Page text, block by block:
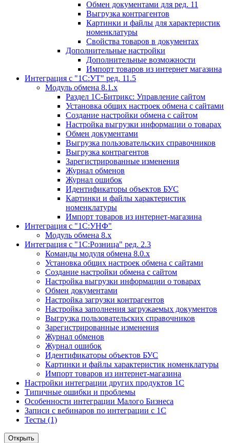
Обмен документами для ред. 11
Выгрузка контрагентов
Картинки и файлы для характеристик
номенклатуры
Свойства товаров в документах
Дополнительные настройки
Дополнительные возможности
Импорт товаров из интернет магазина
Интеграция с "1С:УТ" ред. 11.5
Модуль обмена 8.1.х
Раздел 1С-Битрикс: Управление сайтом
Установка общих настроек обмена с сайтами
Создание настройки обмена с сайтом
Настройка выгрузки информации о товарах
Обмен документами
Выгрузка пользовательских справочников
Выгрузка контрагентов
Зарегистрированные изменения
Журнал обменов
Журнал ошибок
Идентификаторы объектов БУС
Картинки и файлы характеристик
номенклатуры
Импорт товаров из интернет-магазина
Интеграция с "1С:УНФ"
Модуль обмена 8.х
Интеграция с "1С:Розница" ред. 2.3
Команды модуля обмена 8.0.х
Установка общих настроек обмена с сайтами
Создание настройки обмена с сайтом
Настройка выгрузки информации о товарах
Обмен документами
Настройка загрузки контрагентов
Настройка заполнения загружаемых документов
Выгрузка пользовательских справочников
Зарегистрированные изменения
Журнал обменов
Журнал ошибок
Идентификаторы объектов БУС
Картинки и файлы характеристик номенклатуры
Импорт товаров из интернет-магазина
Настройки интеграции других продуктов 1С
Типичные ошибки и проблемы
Особенности интеграции Малого Бизнеса
Записи с вебинаров по интеграции с 1С
Тесты (1)
Открыть